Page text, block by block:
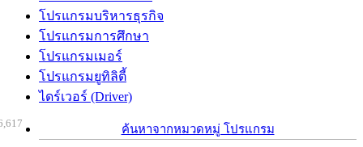
โปรแกรมบริหารธุรกิจ
โปรแกรมการศึกษา
โปรแกรมเมอร์
โปรแกรมยูทิลิตี้
ไดร์เวอร์ (Driver)
ค้นหาจากหมวดหมู่ โปรแกรม